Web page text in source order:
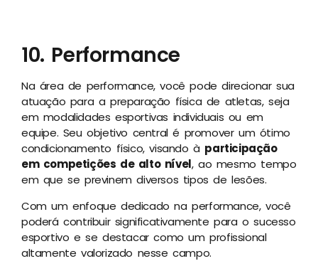
10. Performance
Na área de performance, você pode direcionar sua
atuação para a preparação física de atletas, seja
em modalidades esportivas individuais ou em
equipe. Seu objetivo central é promover um ótimo
condicionamento físico, visando à participação
em competições de alto nível, ao mesmo tempo
em que se previnem diversos tipos de lesões.
Com um enfoque dedicado na performance, você
poderá contribuir significativamente para o sucesso
esportivo e se destacar como um profissional
altamente valorizado nesse campo.